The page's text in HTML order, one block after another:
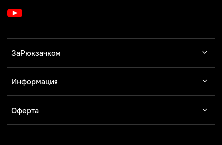
ЗаРюкзачком
Информация
Оферта